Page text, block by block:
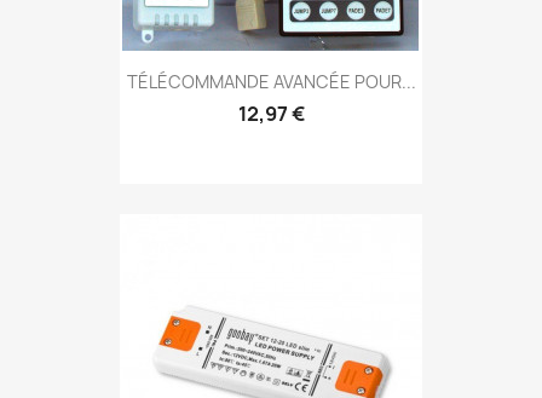
TÉLÉCOMMANDE AVANCÉE POUR...
12,97 €